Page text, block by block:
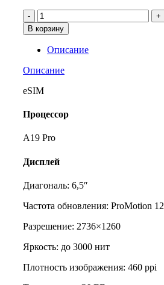
Количество
товара
iPhone
Air
1Tb
eSIM
облако
В корзину
Описание
Описание
eSIM
Процессор
A19 Pro
Дисплей
Диагональ: 6,5″
Частота обновления: ProMotion
Разрешение: 2736×1260
Яркость: до 3000 нит
Плотность изображения: 460 ppi